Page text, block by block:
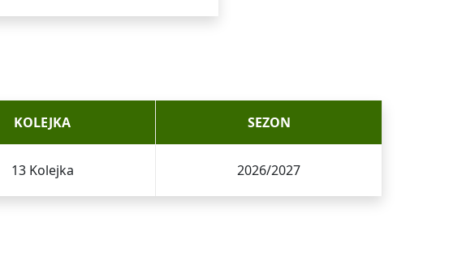
KOLEJKA
13 Kolejka
SEZON
2026/2027